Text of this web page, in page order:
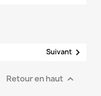
Suivant 
Retour en haut 